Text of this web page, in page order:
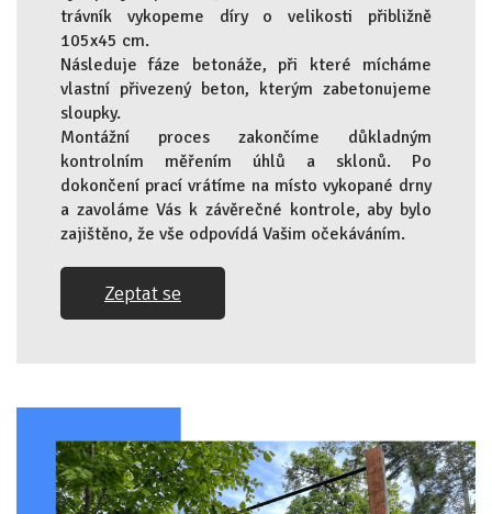
trávník vykopeme díry o velikosti přibližně
105x45 cm.
Následuje fáze betonáže, při které mícháme
vlastní přivezený beton, kterým zabetonujeme
sloupky.
Montážní proces zakončíme důkladným
kontrolním měřením úhlů a sklonů. Po
dokončení prací vrátíme na místo vykopané drny
a zavoláme Vás k závěrečné kontrole, aby bylo
zajištěno, že vše odpovídá Vašim očekáváním.
Zeptat se